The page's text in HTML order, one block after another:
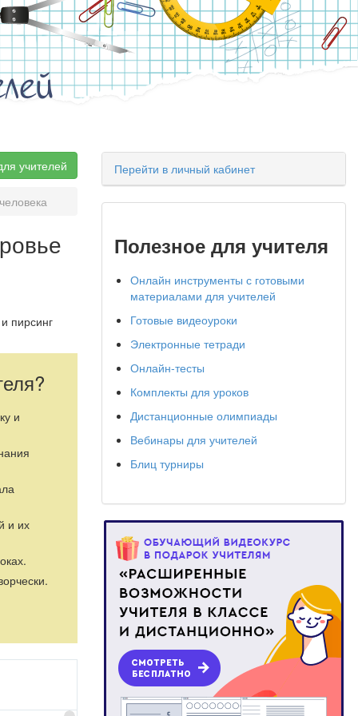
учителей
пирсинг
и
и их
Перейти в личный кабинет
Полезное для учителя
Онлайн инструменты с готовыми
материалами для учителей
Готовые видеоуроки
Электронные тетради
Онлайн-тесты
Комплекты для уроков
Дистанционные олимпиады
Вебинары для учителей
Блиц турниры